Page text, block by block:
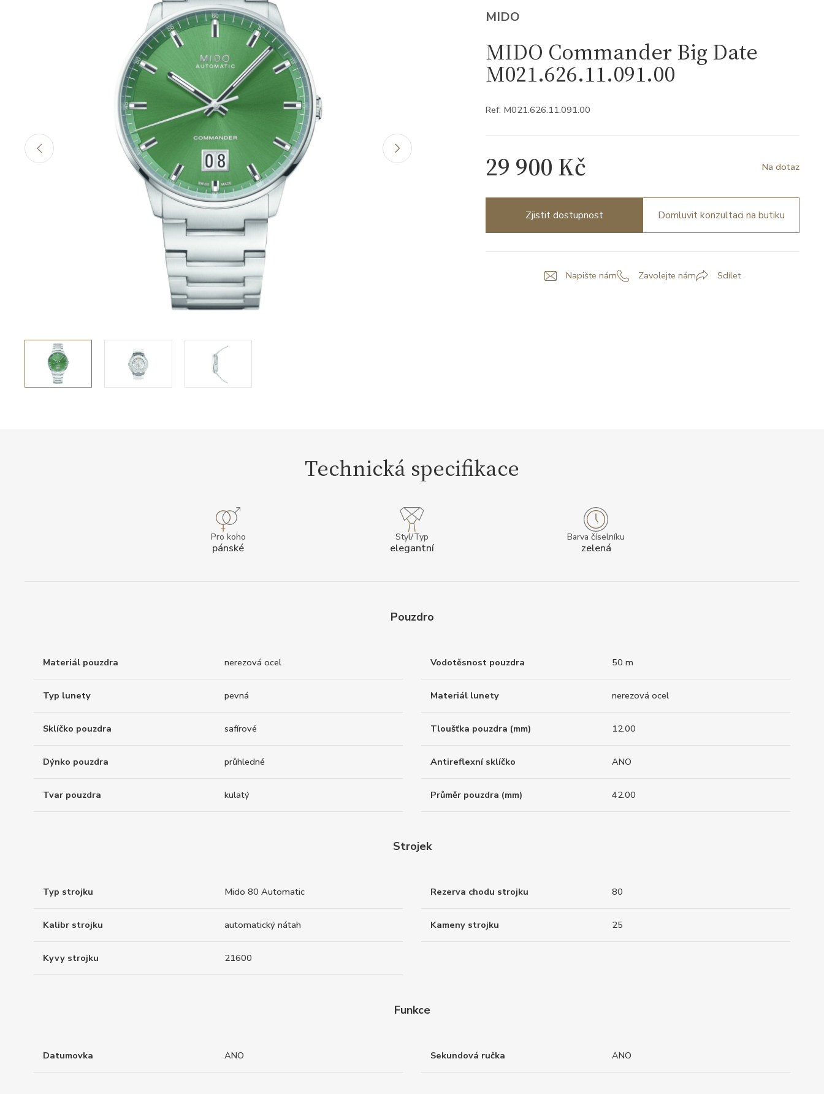
MIDO
MIDO Commander Big Date
M021.626.11.091.00
Ref: M021.626.11.091.00
29 900 Kč Na dotaz
Zjistit dostupnost Domluvit konzultaci na butiku
Napište nám Zavolejte nám Sdílet
Technická specifikace
Pro koho
pánské
Styl/Typ
elegantní
Barva číselníku
zelená
Pouzdro
Materiál pouzdra nerezová ocel Vodotěsnost pouzdra 50 m
Typ lunety pevná Materiál lunety nerezová ocel
Sklíčko pouzdra safírové Tloušťka pouzdra (mm) 12.00
Dýnko pouzdra průhledné Antireflexní sklíčko ANO
Tvar pouzdra kulatý Průměr pouzdra (mm) 42.00
Strojek
Typ strojku Mido 80 Automatic Rezerva chodu strojku 80
Kalibr strojku automatický nátah Kameny strojku 25
Kyvy strojku 21600
Funkce
Datumovka ANO Sekundová ručka ANO